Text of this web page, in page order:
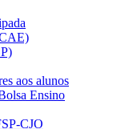
aos alunos
Ensino
CJO